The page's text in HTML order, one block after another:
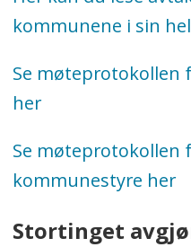
kommunene i sin
Se møteprotokollen
her
Se møteprotokollen
kommunestyre her
Stortinget